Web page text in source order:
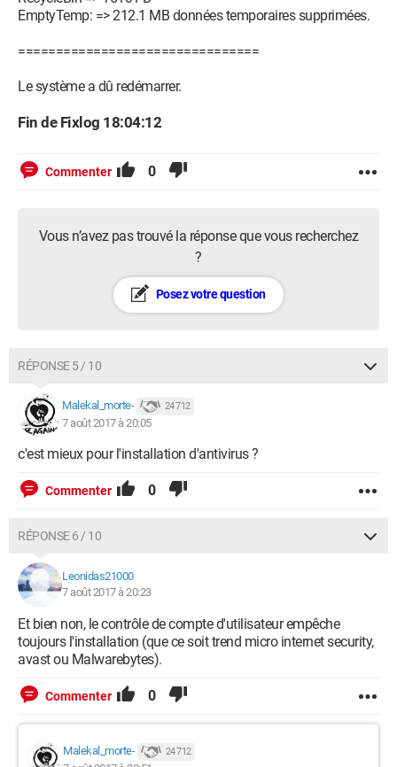
EmptyTemp: => 212.1 MB données temporaires supprimées.
================================
Le système a dû redémarrer.
Fin de Fixlog 18:04:12
Commenter 0
Vous n’avez pas trouvé la réponse que vous recherchez
?
Posez votre question
RÉPONSE 5 / 10
Malekal_morte- 24 712
7 août 2017 à 20:05
c'est mieux pour l'installation d'antivirus ?
Commenter 0
RÉPONSE 6 / 10
Leonidas21000
7 août 2017 à 20:23
Et bien non, le contrôle de compte d'utilisateur empêche
toujours l'installation (que ce soit trend micro internet security,
avast ou Malwarebytes).
Commenter 0
Malekal_morte- 24 712